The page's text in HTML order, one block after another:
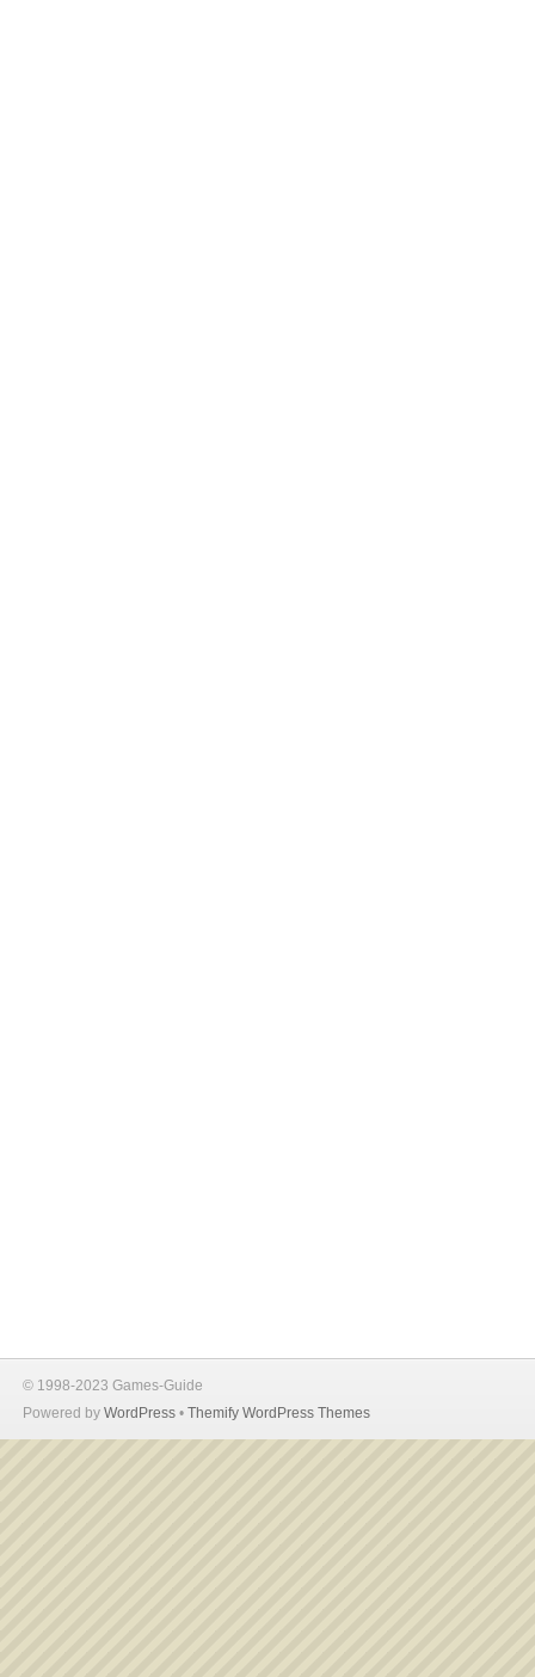
© 1998-2023 Games-Guide
Powered by WordPress • Themify WordPress Themes